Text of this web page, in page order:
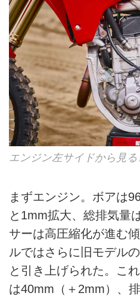
エンジン左サイドから見
まずエンジン。ボアは
と1mm拡大、総排気量
サーは高圧縮化が進む
ルではさらに旧モデル
と引き上げられた。こ
は40mm（＋2mm）、